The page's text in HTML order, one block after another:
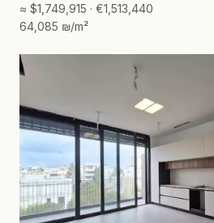
≈ $1,749,915 · €1,513,440
64,085 ₪/m²